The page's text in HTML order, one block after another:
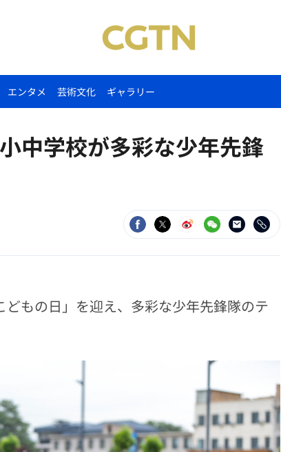
エンタメ 芸術文化 ギャラリー
中学校が多彩な少年先鋒
もの日」を迎え、多彩な少年先鋒隊のテ